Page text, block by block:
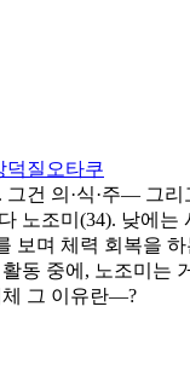
덕질 오타쿠
건 의·식·주― 그리
노조미(34). 낮에는
보며 체력 회복을
동 중에, 노조미는
그 이유란―?